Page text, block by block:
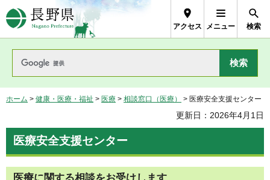
長野県Nagano Prefecture
アクセス メニュー 検索
ホーム > 健康・医療・福祉 > 医療 > 相談窓口（医療） > 医療安全支援センター
更新日：2026年4月1日
医療安全支援センター